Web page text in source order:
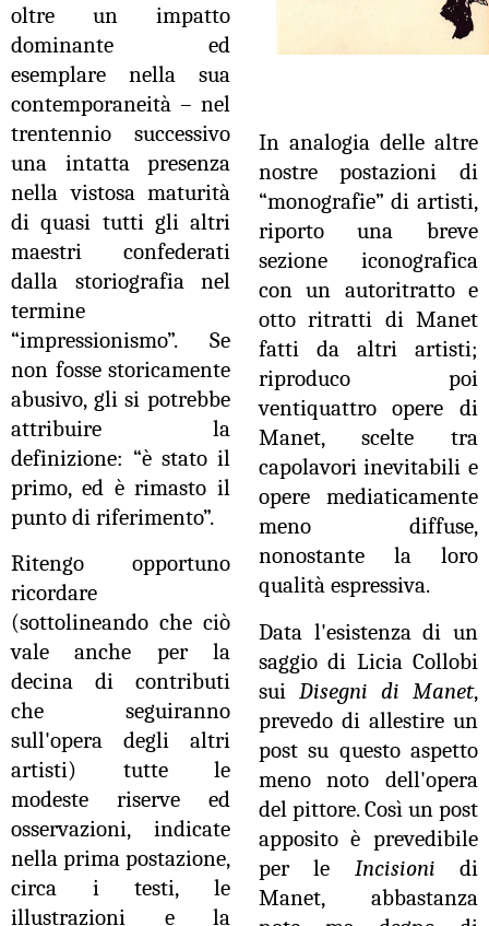
oltre un impatto
dominante ed
esemplare nella sua
contemporaneità – nel
trentennio successivo
una intatta presenza
nella vistosa maturità
di quasi tutti gli altri
maestri confederati
dalla storiografia nel
termine
“impressionismo”. Se
non fosse storicamente
abusivo, gli si potrebbe
attribuire la
definizione: “è stato il
primo, ed è rimasto il
punto di riferimento”.
Ritengo opportuno
ricordare
(sottolineando che ciò
vale anche per la
decina di contributi
che seguiranno
sull'opera degli altri
artisti) tutte le
modeste riserve ed
osservazioni, indicate
nella prima postazione,
circa i testi, le
illustrazioni e la
In analogia delle altre
nostre postazioni di
“monografie” di artisti,
riporto una breve
sezione iconografica
con un autoritratto e
otto ritratti di Manet
fatti da altri artisti;
riproduco poi
ventiquattro opere di
Manet, scelte tra
capolavori inevitabili e
opere mediaticamente
meno diffuse,
nonostante la loro
qualità espressiva.
Data l'esistenza di un
saggio di Licia Collobi
sui Disegni di Manet,
prevedo di allestire un
post su questo aspetto
meno noto dell'opera
del pittore. Così un post
apposito è prevedibile
per le Incisionidi
Manet, abbastanza